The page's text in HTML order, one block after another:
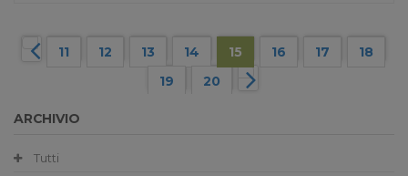
11 12 13 14 15 16 17
18
19
20
ARCHIVIO
Tutti